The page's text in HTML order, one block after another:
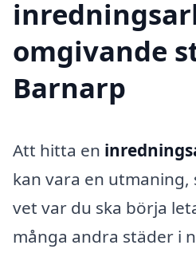
omgivande
Barnarp
Att hitta en
kan vara en
vet var du ska börja
många andra städer i